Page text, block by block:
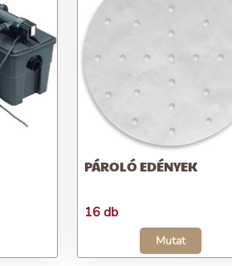
PÁROLÓ EDÉNYEK
16 db
Mutat